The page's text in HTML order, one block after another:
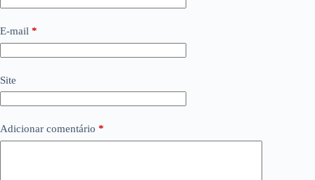
E-mail *
Site
Adicionar comentário *